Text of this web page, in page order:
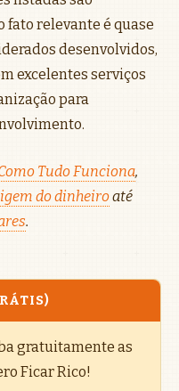
fato relevante é quase
desenvolvidos,
excelentes serviços
para
Tudo Funciona,
do dinheiroaté
.
gratuitamente as
Ficar Rico!